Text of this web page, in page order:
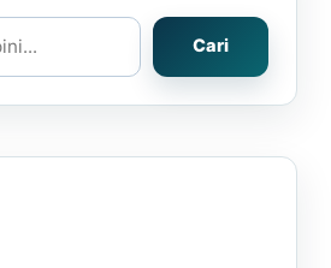
Cari